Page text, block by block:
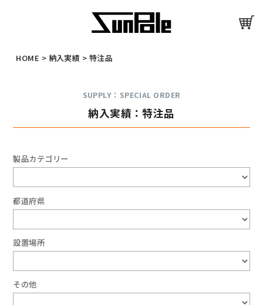
HOME > 納入実績 > 特注品
SUPPLY：SPECIAL ORDER
納入実績：特注品
製品カテゴリー
都道府県
設置場所
その他